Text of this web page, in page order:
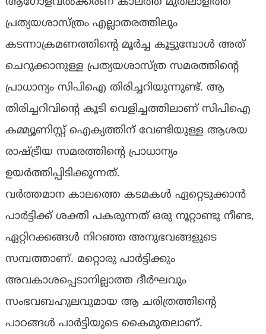
പ്രത്യയശാസ്ത്രം എല്ലാതരത്തിലും
കടന്നാക്രമണത്തിന്റെ മൂർച്ച കൂട്ടുമ്പോൾ അത്
ചെറുക്കാനുള്ള പ്രത്യയശാസ്ത്ര സമരത്തിന്റെ
പ്രാധാന്യം സിപിഐ തിരിച്ചറിയുന്നുണ്ട്. ആ
തിരിച്ചറിവിന്റെ കൂടി വെളിച്ചത്തിലാണ് സിപിഐ
കമ്മ്യൂണിസ്റ്റ് ഐക്യത്തിന് വേണ്ടിയുള്ള ആശയ
രാഷ്ട്രീയ സമരത്തിന്റെ പ്രാധാന്യം
ഉയർത്തിപ്പിടിക്കുന്നത്.
വർത്തമാന കാലത്തെ കടമകൾ ഏറ്റെടുക്കാൻ
പാർട്ടിക്ക് ശക്തി പകരുന്നത് ഒരു നൂറ്റാണ്ടു നീണ്ട,
ഏറ്റിറക്കങ്ങൾ നിറഞ്ഞ അനുഭവങ്ങളുടെ
സമ്പത്താണ്. മറ്റൊരു പാർട്ടിക്കും
അവകാശപ്പെടാനില്ലാത്ത ദീർഘവും
സംഭവബഹുലവുമായ ആ ചരിത്രത്തിന്റെ
പാഠങ്ങൾ പാർട്ടിയുടെ കൈമുതലാണ്.